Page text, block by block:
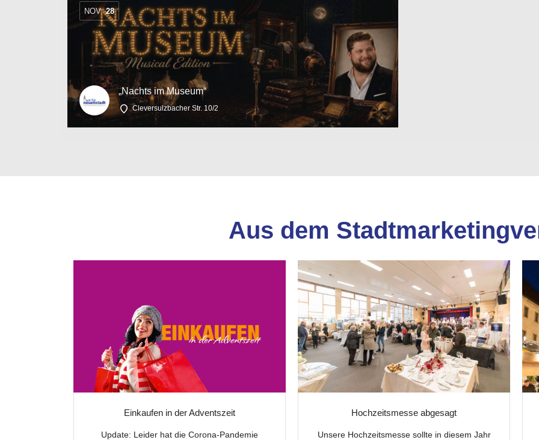
„Nachts im Museum“
Cleversulzbacher Str. 10/2
NOV. 28
Aus dem
Einkaufen in der Adventszeit
Update: Leider hat die Corona-Pandemie
Hochzeitsmesse abgesagt
Unsere Hochzeitsmesse sollte in diesem Jahr